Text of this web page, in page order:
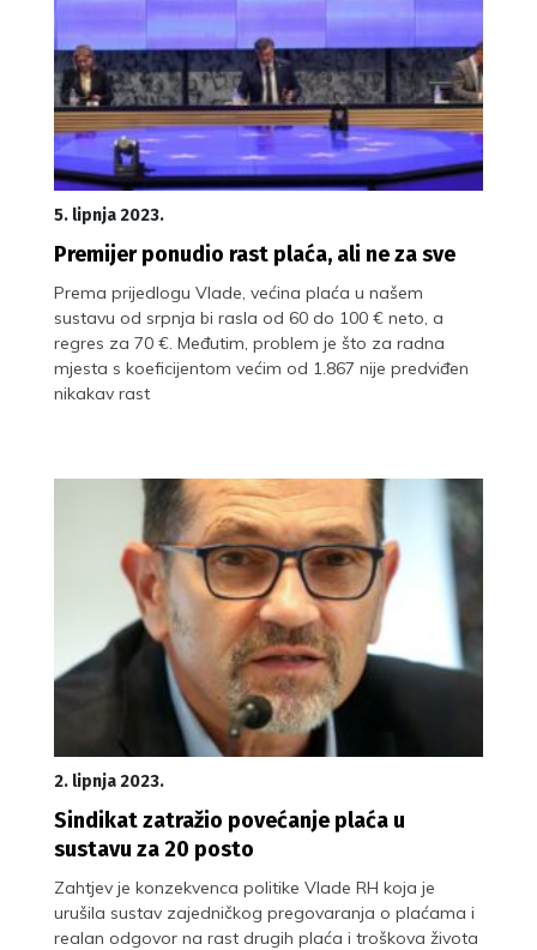
5. lipnja 2023.
Premijer ponudio rast plaća, ali ne za sve
Prema prijedlogu Vlade, većina plaća u našem
sustavu od srpnja bi rasla od 60 do 100 € neto, a
regres za 70 €. Međutim, problem je što za radna
mjesta s koeficijentom većim od 1.867 nije predviđen
nikakav rast
2. lipnja 2023.
Sindikat zatražio povećanje plaća u
sustavu za 20 posto
Zahtjev je konzekvenca politike Vlade RH koja je
urušila sustav zajedničkog pregovaranja o plaćama i
realan odgovor na rast drugih plaća i troškova života